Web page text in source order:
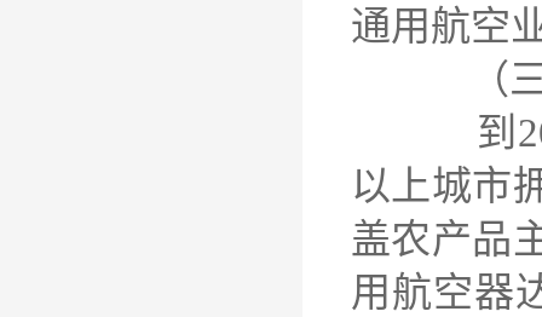
通用航空
（三）
到2020
以上城市
盖农产品
用航空器